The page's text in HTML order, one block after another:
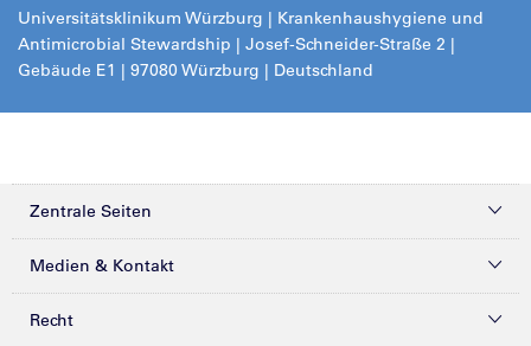
Universitätsklinikum Würzburg | Krankenhaushygiene und
Antimicrobial Stewardship | Josef-Schneider-Straße 2 |
Gebäude E1 | 97080 Würzburg | Deutschland
Zentrale Seiten
Kliniken & Zentren
Medien & Kontakt
Presse
Recht